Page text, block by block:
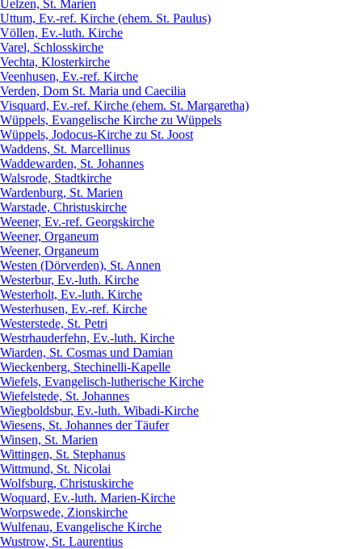
Uelzen, St. Marien
Uttum, Ev.-ref. Kirche (ehem. St. Paulus)
Völlen, Ev.-luth. Kirche
Varel, Schlosskirche
Vechta, Klosterkirche
Veenhusen, Ev.-ref. Kirche
Verden, Dom St. Maria und Caecilia
Visquard, Ev.-ref. Kirche (ehem. St. Margaretha)
Wüppels, Evangelische Kirche zu Wüppels
Wüppels, Jodocus-Kirche zu St. Joost
Waddens, St. Marcellinus
Waddewarden, St. Johannes
Walsrode, Stadtkirche
Wardenburg, St. Marien
Warstade, Christuskirche
Weener, Ev.-ref. Georgskirche
Weener, Organeum
Weener, Organeum
Westen (Dörverden), St. Annen
Westerbur, Ev.-luth. Kirche
Westerholt, Ev.-luth. Kirche
Westerhusen, Ev.-ref. Kirche
Westerstede, St. Petri
Westrhauderfehn, Ev.-luth. Kirche
Wiarden, St. Cosmas und Damian
Wieckenberg, Stechinelli-Kapelle
Wiefels, Evangelisch-lutherische Kirche
Wiefelstede, St. Johannes
Wiegboldsbur, Ev.-luth. Wibadi-Kirche
Wiesens, St. Johannes der Täufer
Winsen, St. Marien
Wittingen, St. Stephanus
Wittmund, St. Nicolai
Wolfsburg, Christuskirche
Woquard, Ev.-luth. Marien-Kirche
Worpswede, Zionskirche
Wulfenau, Evangelische Kirche
Wustrow, St. Laurentius